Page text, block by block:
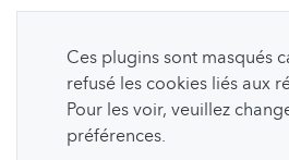
Ces plugins sont masqués
refusé les cookies liés aux
Pour les voir, veuillez
préférences.